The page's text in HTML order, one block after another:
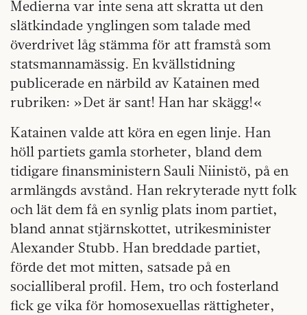
Medierna var inte sena att skratta ut den
slätkindade ynglingen som talade med
överdrivet låg stämma för att framstå som
statsmannamässig. En kvällstidning
publicerade en närbild av Katainen med
rubriken: »Det är sant! Han har skägg!«
Katainen valde att köra en egen linje. Han
höll partiets gamla storheter, bland dem
tidigare finansministern Sauli Niinistö, på en
armlängds avstånd. Han rekryterade nytt folk
och lät dem få en synlig plats inom partiet,
bland annat stjärnskottet, utrikesminister
Alexander Stubb. Han breddade partiet,
förde det mot mitten, satsade på en
socialliberal profil. Hem, tro och fosterland
fick ge vika för homosexuellas rättigheter,